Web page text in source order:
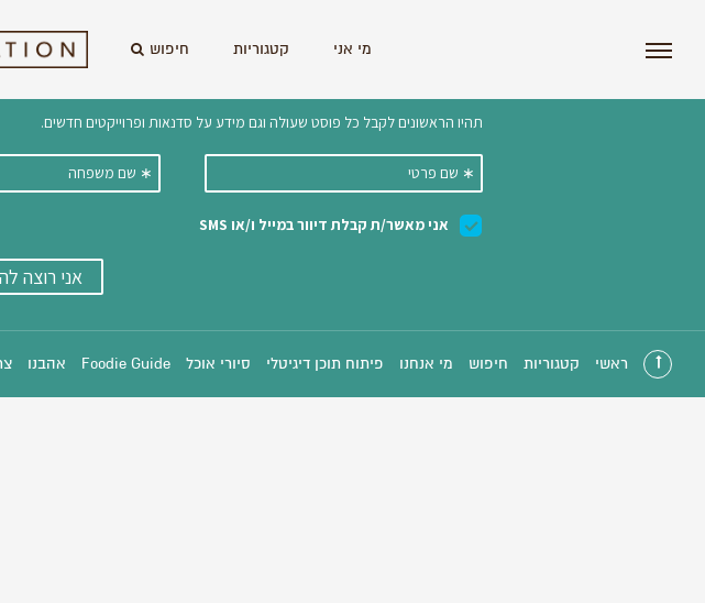
מי אני קטגוריות חיפוש
הצטרפו לניוזלטר שלנו וקבלו
ראשי קטגוריות חיפוש מי אנחנו פיתוח תוכן דיגיטלי סיורי אוכל Foodie Guide אהבנו